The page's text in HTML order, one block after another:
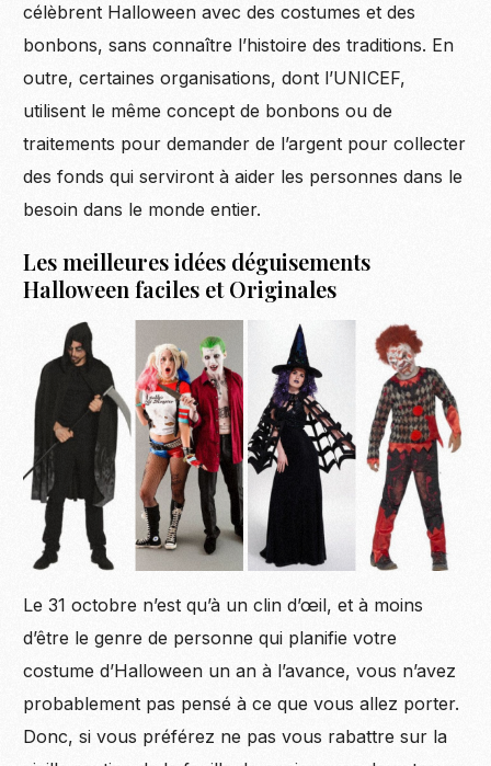
célèbrent Halloween avec des costumes et des
bonbons, sans connaître l’histoire des traditions. En
outre, certaines organisations, dont l’UNICEF,
utilisent le même concept de bonbons ou de
traitements pour demander de l’argent pour collecter
des fonds qui serviront à aider les personnes dans le
besoin dans le monde entier.
Les meilleures idées déguisements
Halloween faciles et Originales
Le 31 octobre n’est qu’à un clin d’œil, et à moins
d’être le genre de personne qui planifie votre
costume d’Halloween un an à l’avance, vous n’avez
probablement pas pensé à ce que vous allez porter.
Donc, si vous préférez ne pas vous rabattre sur la